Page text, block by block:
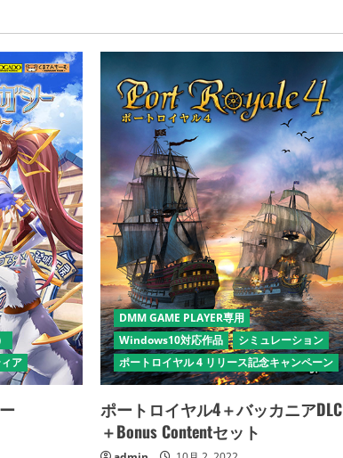
ア
DMM GAME PLAYER専用
Windows10対応作品
シミュレーション
ポートロイヤル 4 リリース記念キャンペーン
ポートロイヤル4＋バッカニアDLC
＋Bonus Contentセット